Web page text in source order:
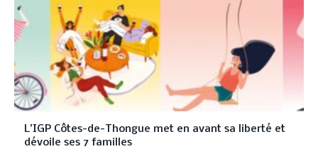
L’IGP Côtes-de-Thongue met en avant sa liberté et
dévoile ses 7 familles